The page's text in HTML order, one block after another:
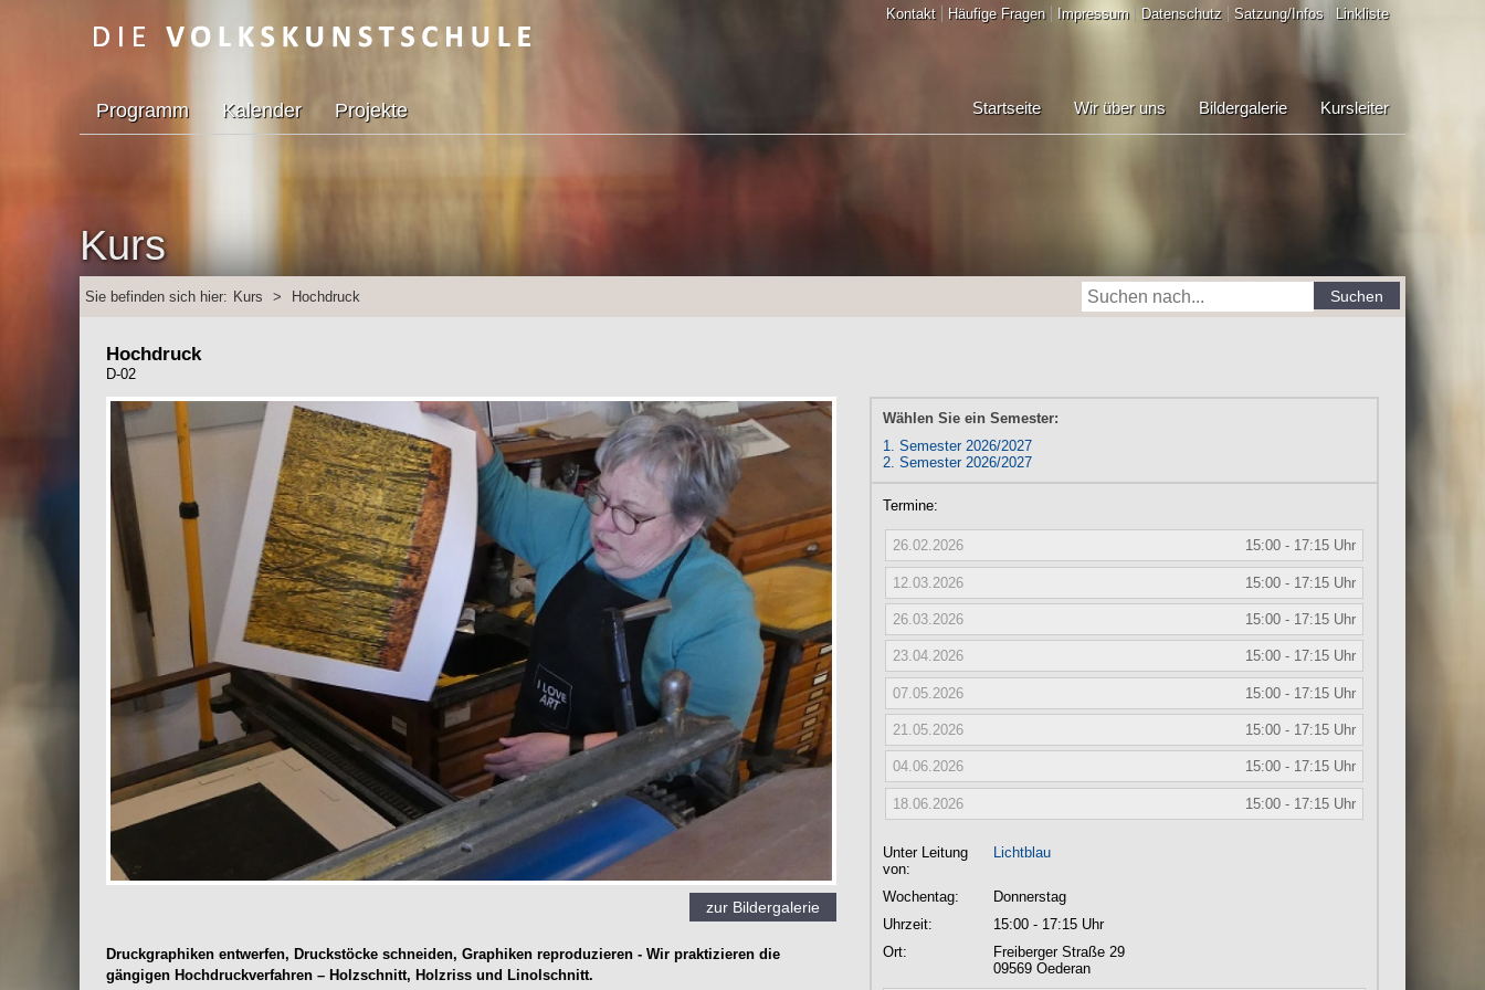
Kontakt Häufige Fragen Impressum Datenschutz Satzung/Infos Linkliste
Programm Kalender Projekte Kursleiter
Bildergalerie
Wir über uns
Startseite
Kurs
Sie befinden sich hier: Kurs > Hochdruck Suchen
Hochdruck
D-02
zur Bildergalerie
Druckgraphiken entwerfen, Druckstöcke schneiden, Graphiken reproduzieren - Wir praktizieren die
gängigen Hochdruckverfahren – Holzschnitt, Holzriss und Linolschnitt.
Wählen Sie ein Semester:
1. Semester 2026/2027
2. Semester 2026/2027
Termine:
15:00 - 17:15 Uhr
26.02.2026
15:00 - 17:15 Uhr
12.03.2026
15:00 - 17:15 Uhr
26.03.2026
15:00 - 17:15 Uhr
23.04.2026
15:00 - 17:15 Uhr
07.05.2026
15:00 - 17:15 Uhr
21.05.2026
15:00 - 17:15 Uhr
04.06.2026
15:00 - 17:15 Uhr
18.06.2026
Unter Leitung
von:
Lichtblau
Wochentag:
Donnerstag
Uhrzeit:
15:00 - 17:15 Uhr
Ort:
Freiberger Straße 29
09569 Oederan